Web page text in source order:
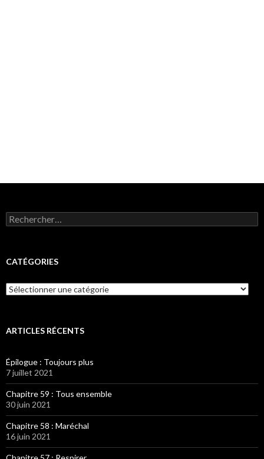
Rechercher :
CATÉGORIES
Catégories
ARTICLES RÉCENTS
Épilogue : Toujours plus
7 juillet 2021
Chapitre 59 : Tous ensemble
30 juin 2021
Chapitre 58 : Maréchal
16 juin 2021